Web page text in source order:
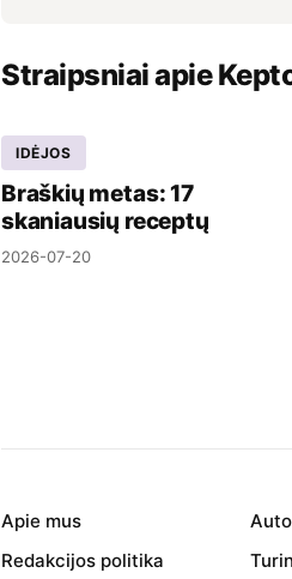
Straipsniai apie
IDĖJOS
Braškių metas: 17
skaniausių receptų
2026-07-20
Apie mus
Redakcijos politika